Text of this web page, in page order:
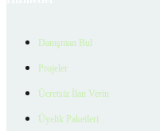
Danışman Bul
Projeler
Ücretsiz İlan Verin
Üyelik Paketleri